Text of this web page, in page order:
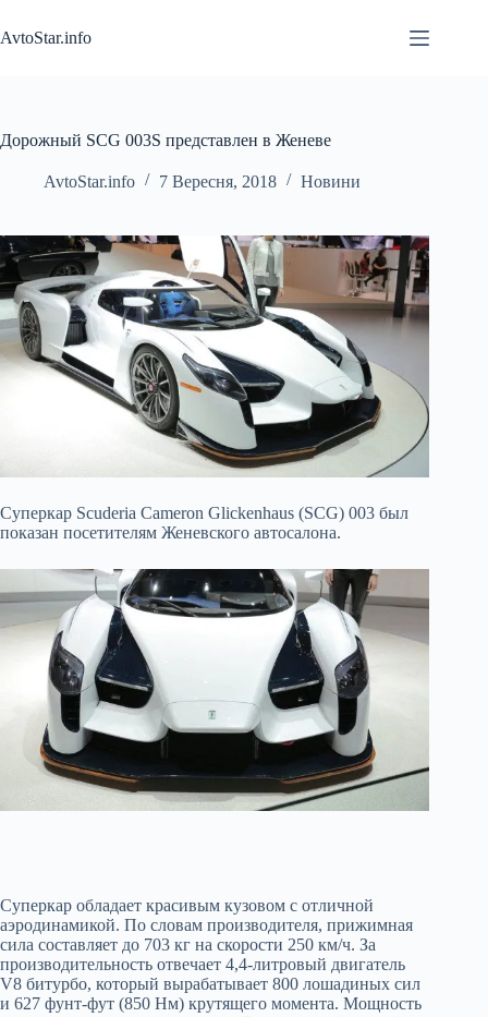
до
вмісту
AvtoStar.info
Дорожный SCG 003S представлен в Женеве
AvtoStar.info 7 Вересня, 2018 Новини
Суперкар Scuderia Cameron Glickenhaus (SCG) 003 был
показан посетителям Женевского автосалона.
Суперкар обладает красивым кузовом с отличной
аэродинамикой. По словам производителя, прижимная
сила составляет до 703 кг на скорости 250 км/ч. За
производительность отвечает 4,4-литровый двигатель
V8 битурбо, который вырабатывает 800 лошадиных сил
и 627 фунт-фут (850 Нм) крутящего момента. Мощность